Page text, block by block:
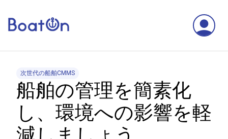
次世代の船舶CMMS
船舶の管理を簡素化
し、環境への影響を軽